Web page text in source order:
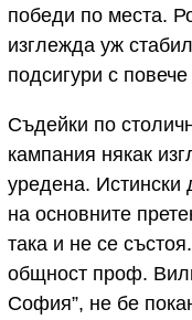
победи по места.
изглежда уж
подсигури с
Съдейки по
кампания някак
уредена. Истински
на основните
така и не се
общност проф.
София”, не бе